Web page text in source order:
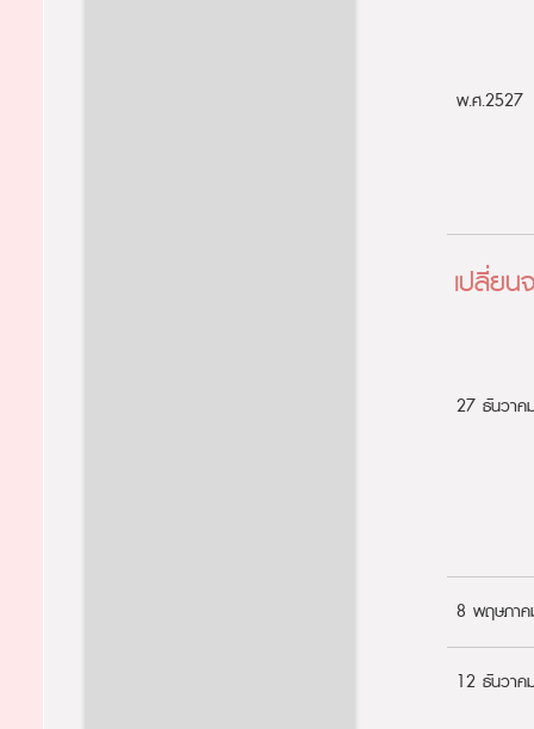
พ.ศ.2527
เปลี่ย
27 ธันวา
8 พฤษภา
12 ธันวา